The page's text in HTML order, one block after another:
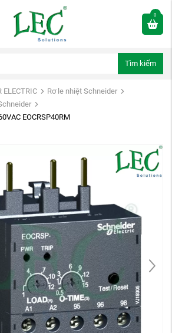
0
Tìm kiếm
ELECTRIC
Rơ le nhiệt Schneider
EOCRSP40RM